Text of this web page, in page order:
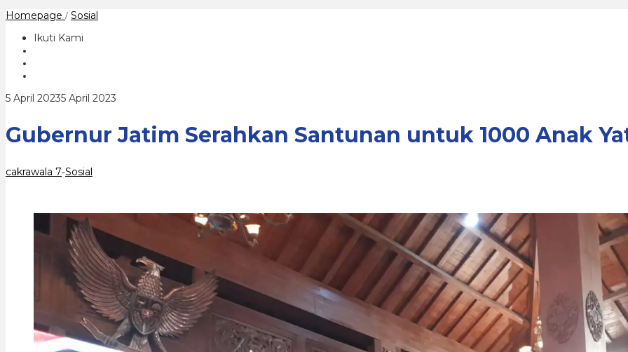
Homepage / Sosial
Yatim
di
Ikuti Kami
5 April 20235 April 2023
Gubernur Jatim Serahkan Santunan untuk 1000 Anak
cakrawala 7-Sosial